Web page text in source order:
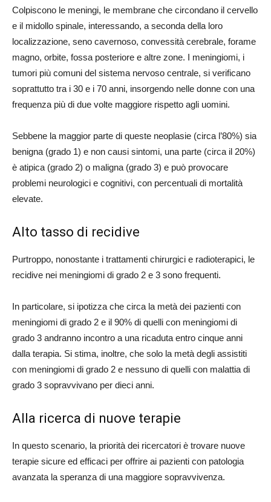
Colpiscono le meningi, le membrane che circondano il cervello
e il midollo spinale, interessando, a seconda della loro
localizzazione, seno cavernoso, convessità cerebrale, forame
magno, orbite, fossa posteriore e altre zone. I meningiomi, i
tumori più comuni del sistema nervoso centrale, si verificano
soprattutto tra i 30 e i 70 anni, insorgendo nelle donne con una
frequenza più di due volte maggiore rispetto agli uomini.
Sebbene la maggior parte di queste neoplasie (circa l’80%) sia
benigna (grado 1) e non causi sintomi, una parte (circa il 20%)
è atipica (grado 2) o maligna (grado 3) e può provocare
problemi neurologici e cognitivi, con percentuali di mortalità
elevate.
Alto tasso di recidive
Purtroppo, nonostante i trattamenti chirurgici e radioterapici, le
recidive nei meningiomi di grado 2 e 3 sono frequenti.
In particolare, si ipotizza che circa la metà dei pazienti con
meningiomi di grado 2 e il 90% di quelli con meningiomi di
grado 3 andranno incontro a una ricaduta entro cinque anni
dalla terapia. Si stima, inoltre, che solo la metà degli assistiti
con meningiomi di grado 2 e nessuno di quelli con malattia di
grado 3 sopravvivano per dieci anni.
Alla ricerca di nuove terapie
In questo scenario, la priorità dei ricercatori è trovare nuove
terapie sicure ed efficaci per offrire ai pazienti con patologia
avanzata la speranza di una maggiore sopravvivenza.